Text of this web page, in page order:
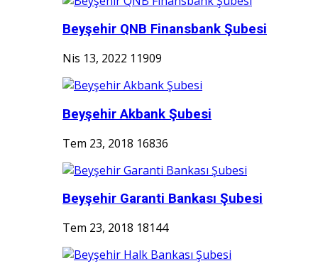
Beyşehir QNB Finansbank Şubesi
Nis 13, 2022 11909
Beyşehir Akbank Şubesi
Tem 23, 2018 16836
Beyşehir Garanti Bankası Şubesi
Tem 23, 2018 18144